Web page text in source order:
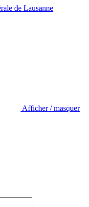
Afficher / masquer